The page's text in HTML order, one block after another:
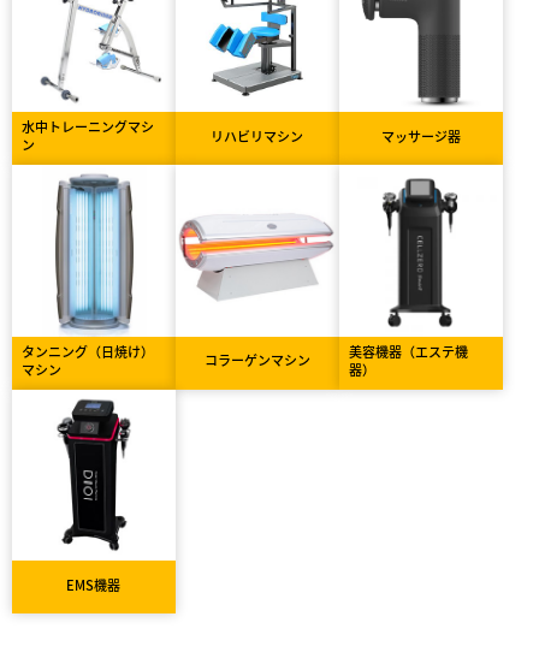
水中トレーニングマシ
ン
リハビリマシン マッサージ器
タンニング（日焼け）
マシン
コラーゲンマシン
美容機器（エステ機
器）
EMS機器